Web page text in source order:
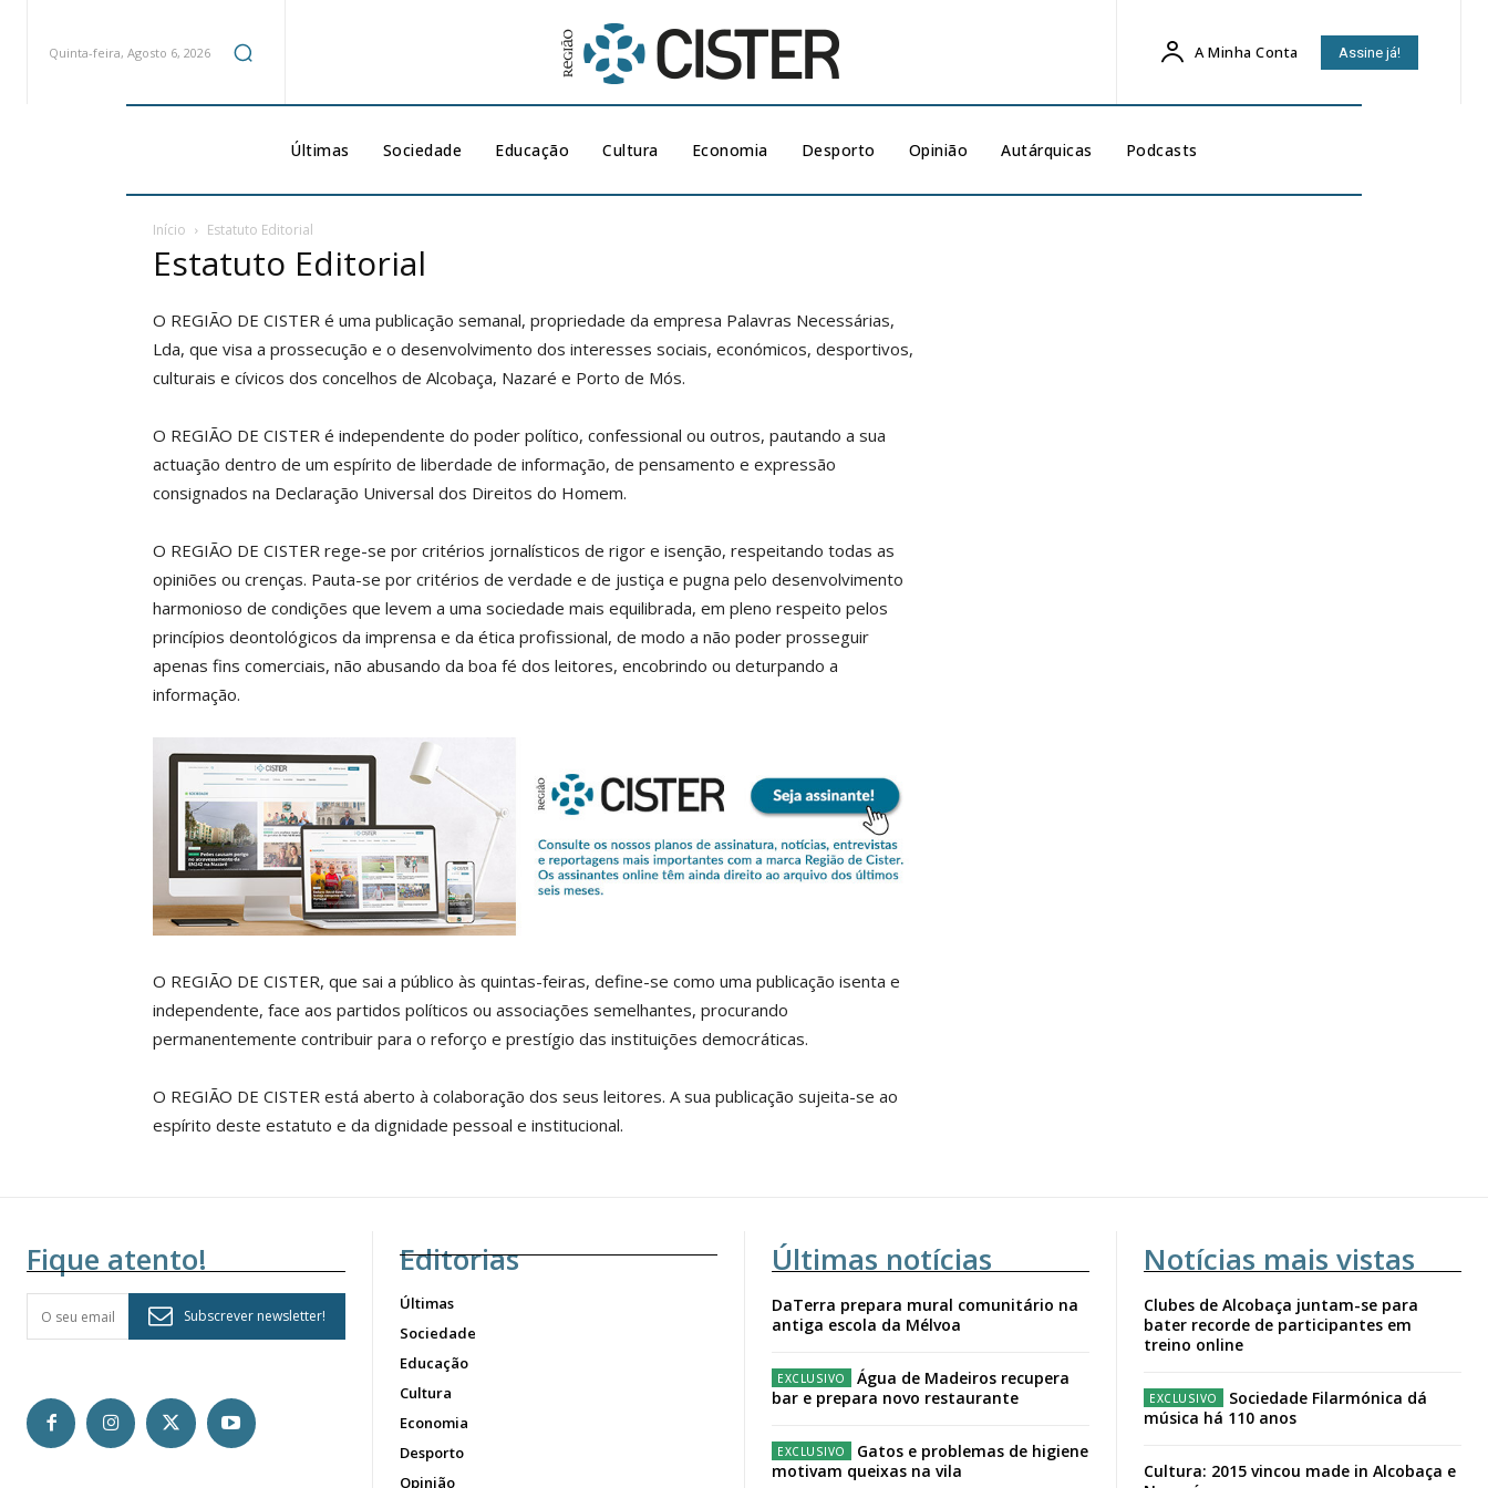
Planos de Assinatura
ASSINATURA
IMPRESSA
32€
12 meses
Edição em papel entregue à Quinta-feira
Acesso ao conteúdo online
Acesso aos conteúdos Exclusivos para
Escolha o plano
DIGITAL ANUAL
assinantes
Quinta-feira, Agosto 6, 2026 A Minha Conta Assine já!
Últimas Sociedade Educação Cultura Economia Desporto Opinião Autárquicas Podcasts
Início Estatuto Editorial
Estatuto Editorial
O REGIÃO DE CISTER é uma publicação semanal, propriedade da empresa Palavras Necessárias,
Lda, que visa a prossecução e o desenvolvimento dos interesses sociais, económicos, desportivos,
culturais e cívicos dos concelhos de Alcobaça, Nazaré e Porto de Mós.
O REGIÃO DE CISTER é independente do poder político, confessional ou outros, pautando a sua
actuação dentro de um espírito de liberdade de informação, de pensamento e expressão
consignados na Declaração Universal dos Direitos do Homem.
O REGIÃO DE CISTER rege-se por critérios jornalísticos de rigor e isenção, respeitando todas as
opiniões ou crenças. Pauta-se por critérios de verdade e de justiça e pugna pelo desenvolvimento
harmonioso de condições que levem a uma sociedade mais equilibrada, em pleno respeito pelos
princípios deontológicos da imprensa e da ética profissional, de modo a não poder prosseguir
apenas fins comerciais, não abusando da boa fé dos leitores, encobrindo ou deturpando a
informação.
O REGIÃO DE CISTER, que sai a público às quintas-feiras, define-se como uma publicação isenta e
independente, face aos partidos políticos ou associações semelhantes, procurando
permanentemente contribuir para o reforço e prestígio das instituições democráticas.
O REGIÃO DE CISTER está aberto à colaboração dos seus leitores. A sua publicação sujeita-se ao
espírito deste estatuto e da dignidade pessoal e institucional.
Fique atento!
Subscrever newsletter!
Editorias
Últimas
Sociedade
Educação
Cultura
Economia
Desporto
Opinião
Últimas notícias
DaTerra prepara mural comunitário na
antiga escola da Mélvoa
Água de Madeiros recupera
bar e prepara novo restaurante
Gatos e problemas de higiene
motivam queixas na vila
Notícias mais vistas
Clubes de Alcobaça juntam-se para
bater recorde de participantes em
treino online
Sociedade Filarmónica dá
música há 110 anos
Cultura: 2015 vincou made in Alcobaça e